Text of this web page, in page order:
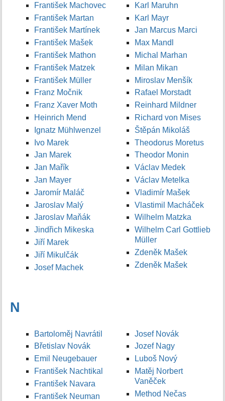
František Machovec
František Martan
František Martínek
František Mašek
František Mathon
František Matzek
František Müller
Franz Močnik
Franz Xaver Moth
Heinrich Mend
Ignatz Mühlwenzel
Ivo Marek
Jan Marek
Jan Mařík
Jan Mayer
Jaromír Maláč
Jaroslav Malý
Jaroslav Maňák
Jindřich Mikeska
Jiří Marek
Jiří Mikulčák
Josef Machek
Karl Maruhn
Karl Mayr
Jan Marcus Marci
Max Mandl
Michal Marhan
Milan Mikan
Miroslav Menšík
Rafael Morstadt
Reinhard Mildner
Richard von Mises
Štěpán Mikoláš
Theodorus Moretus
Theodor Monin
Václav Medek
Václav Metelka
Vladimír Mašek
Vlastimil Macháček
Wilhelm Matzka
Wilhelm Carl Gottlieb
Müller
Zdeněk Mašek
Zdeněk Mašek
N
Bartoloměj Navrátil
Břetislav Novák
Emil Neugebauer
František Nachtikal
František Navara
František Neuman
Josef Novák
Jozef Nagy
Luboš Nový
Matěj Norbert
Vaněček
Method Nečas